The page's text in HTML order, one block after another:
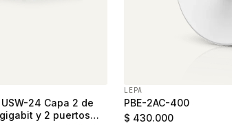
24 Capa 2 de
y 2 puertos
LEPA
PBE-2AC-400
$ 430.000